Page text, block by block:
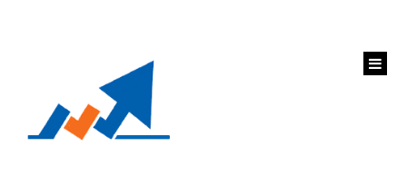
Alles wat je moet